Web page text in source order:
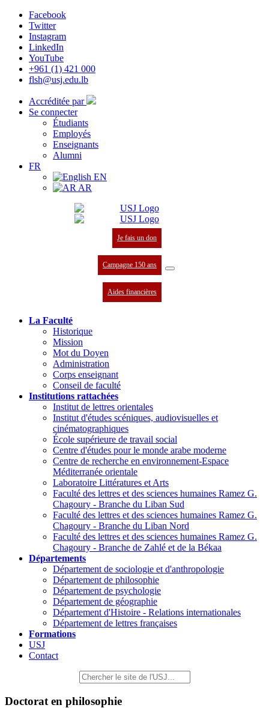
Facebook
Twitter
Instagram
LinkedIn
YouTube
+961 (1) 421 000
flsh@usj.edu.lb
Accréditée par
Se connecter
Étudiants
Employés
Enseignants
Alumni
FR
EN
AR
Je fais un don
Campagne 150 ans
Aides financières
La Faculté
Historique
Mission
Mot du Doyen
Administration
Corps enseignant
Conseil de faculté
Institutions rattachées
Institut de lettres orientales
Institut d'études scéniques, audiovisuelles et
cinématographiques
École supérieure de travail social
Centre d'études pour le monde arabe moderne
Centre de recherche en environnement-Espace
Méditerranée orientale
Laboratoire Littératures et Arts
Faculté des lettres et des sciences humaines Ramez G.
Chagoury - Branche du Liban Sud
Faculté des lettres et des sciences humaines Ramez G.
Chagoury - Branche du Liban Nord
Faculté des lettres et des sciences humaines Ramez G.
Chagoury - Branche de Zahlé et de la Békaa
Départements
Département de sociologie et d'anthropologie
Département de philosophie
Département de psychologie
Département de géographie
Département d'Histoire - Relations internationales
Département de lettres françaises
Formations
USJ
Contact
Doctorat en philosophie